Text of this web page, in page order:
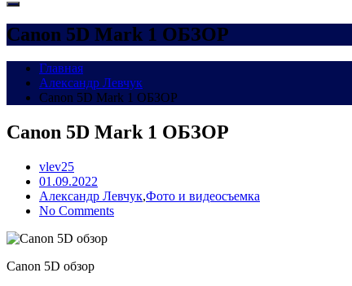
Canon 5D Mark 1 ОБЗОР
Главная
Александр Левчук
Canon 5D Mark 1 ОБЗОР
Canon 5D Mark 1 ОБЗОР
vlev25
Posted
on
01.09.2022
Александр Левчук,Фото и видеосъемка
No Comments
Canon 5D обзор